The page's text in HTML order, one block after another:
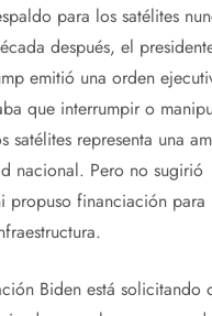
para los satélites
después, el
emitió una orden
que interrumpir o
satélites representa una
nacional. Pero no sugirió
propuso financiación para
Biden está solicitando